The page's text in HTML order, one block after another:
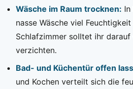
Wäsche im Raum trocknen:
nasse Wäsche viel
Schlafzimmer solltet ihr
verzichten.
Bad- und Küchentür offen
und Kochen verteilt sich die